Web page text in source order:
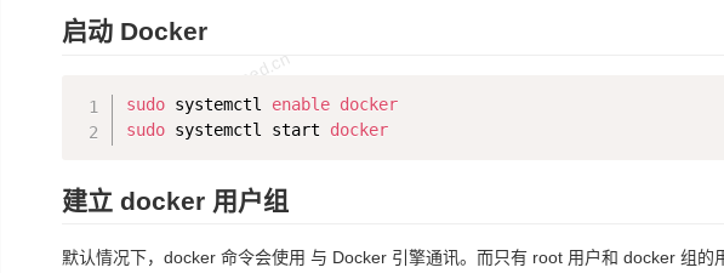
启动 Docker
sudo systemctl enable docker
sudo systemctl start docker
建立 docker 用户组
默认情况下，docker 命令会使用 与 Docker 引擎通讯。而只有 root 用户和 docker 组